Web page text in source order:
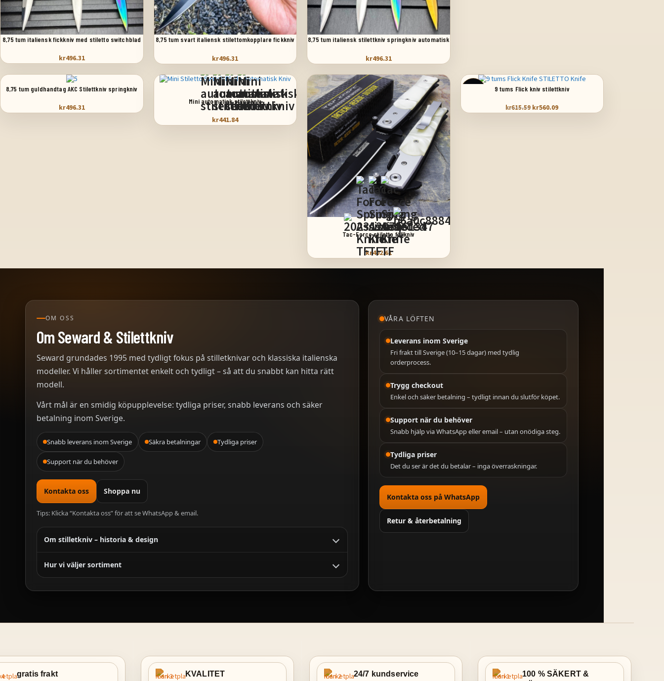
VÄLJ ALTERNATIV
8,75 tum italiensk fickkniv med stiletto switchblad
kr496.31
VÄLJ ALTERNATIV
8,75 tum svart italiensk stilettomkopplare fickkniv
kr496.31
VÄLJ ALTERNATIV
8,75 tum italiensk stilettkniv springkniv automatisk
kr496.31
LÄGG TILL I VARUKORG
8,75 tum guldhandtag AKC Stilettkniv springkniv
kr496.31
Mini automatisk stilettkniv
kr441.84
VÄLJ ALTERNATIV +3
Tac-Force stiletto fällkniv
kr402.61
LÄGG TILL I VARUKORG
9 tums Flick kniv stilettkniv
kr615.59 kr560.09
OM OSS
Om Seward & Stilettkniv
Seward grundades 1995 med tydligt fokus på stilletknivar och klassiska italienska
modeller. Vi håller sortimentet enkelt och tydligt – så att du snabbt kan hitta rätt
modell.
Vårt mål är en smidig köpupplevelse: tydliga priser, snabb leverans och säker
betalning inom Sverige.
Snabb leverans inom Sverige Säkra betalningar Tydliga priser
Support när du behöver
Kontakta oss Shoppa nu
Tips: Klicka “Kontakta oss” för att se WhatsApp & email.
Om stilletkniv – historia & design
Hur vi väljer sortiment
VÅRA LÖFTEN
Leverans inom Sverige
Fri frakt till Sverige (10–15 dagar) med tydlig
orderprocess.
Trygg checkout
Enkel och säker betalning – tydligt innan du slutför köpet.
Support när du behöver
Snabb hjälp via WhatsApp eller email – utan onödiga steg.
Tydliga priser
Det du ser är det du betalar – inga överraskningar.
Kontakta oss på WhatsApp
Retur & återbetalning
gratis frakt KVALITET 24/7 kundservice
100 % SÄKERT &